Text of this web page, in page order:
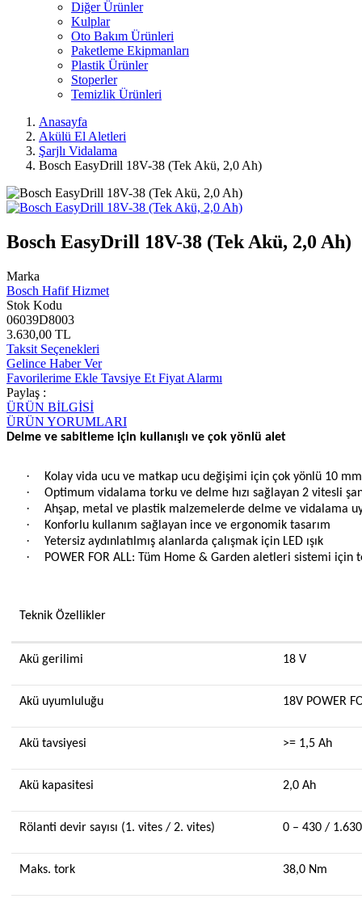
Diğer Ürünler
Kulplar
Oto Bakım Ürünleri
Paketleme Ekipmanları
Plastik Ürünler
Stoperler
Temizlik Ürünleri
Anasayfa
Akülü El Aletleri
Şarjlı Vidalama
Bosch EasyDrill 18V-38 (Tek Akü, 2,0 Ah)
Bosch EasyDrill 18V-38 (Tek Akü, 2,0 Ah)
Marka
Bosch Hafif Hizmet
Stok Kodu
06039D8003
3.630,00 TL
Taksit Seçenekleri
Gelince Haber Ver
Favorilerime Ekle Tavsiye Et Fiyat Alarmı
Paylaş :
ÜRÜN BİLGİSİ
ÜRÜN YORUMLARI
Delme ve sabitleme için kullanışlı ve çok yönlü alet
· Kolay vida ucu ve matkap ucu değişimi için çok yönlü 10
· Optimum vidalama torku ve delme hızı sağlayan 2 vitesli
· Ahşap, metal ve plastik malzemelerde delme ve vidalama
· Konforlu kullanım sağlayan ince ve ergonomik tasarım
· Yetersiz aydınlatılmış alanlarda çalışmak için LED ışık
· POWER FOR ALL: Tüm Home & Garden aletleri sistemi için
Teknik Özellikler
Akü gerilimi 18 V
Akü uyumluluğu 18V POWER
Akü tavsiyesi >= 1,5 Ah
Akü kapasitesi 2,0 Ah
Rölanti devir sayısı (1. vites / 2. vites) 0 – 430 /
Maks. tork 38,0 Nm